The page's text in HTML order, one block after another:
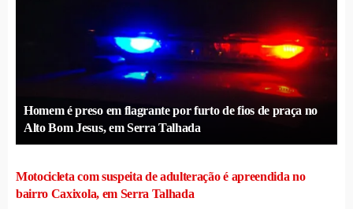
Homem é preso em flagrante por furto de fios de praça no
Alto Bom Jesus, em Serra Talhada
Motocicleta com suspeita de adulteração é apreendida no
bairro Caxixola, em Serra Talhada